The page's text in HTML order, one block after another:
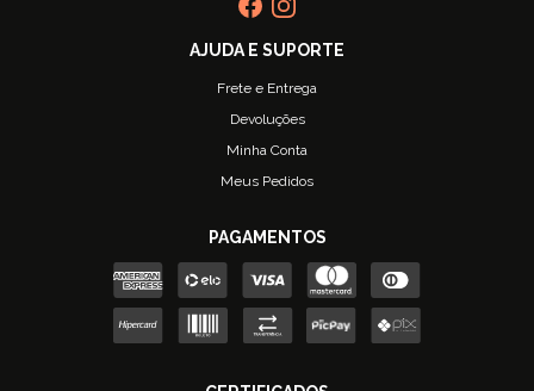
Frete e Entrega
Devoluções
Minha Conta
Meus Pedidos